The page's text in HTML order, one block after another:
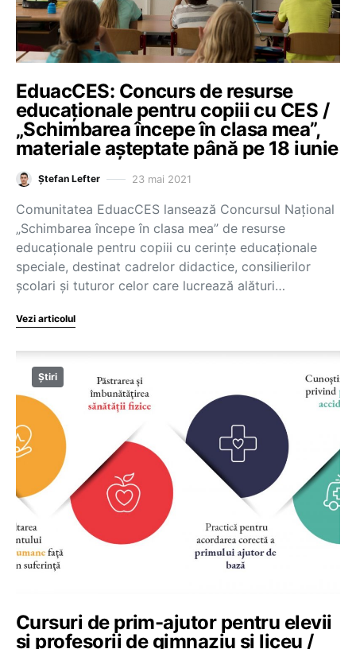
EduacCES: Concurs de resurse
educaționale pentru copiii cu CES /
„Schimbarea începe în clasa mea”,
materiale așteptate până pe 18 iunie
Ștefan Lefter 23 mai 2021
Comunitatea EduacCES lansează Concursul Național
„Schimbarea începe în clasa mea” de resurse
educaționale pentru copiii cu cerințe educaționale
speciale, destinat cadrelor didactice, consilierilor
școlari și tuturor celor care lucrează alături…
Vezi articolul
Știri
Cursuri de prim-ajutor pentru elevii
și profesorii de gimnaziu și liceu /